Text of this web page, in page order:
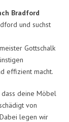
Bradford
und suchst
Gottschalk
effizient macht.
deine Möbel
von
legen wir